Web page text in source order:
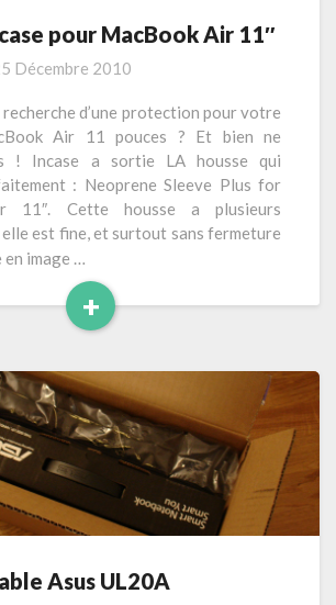
pour MacBook Air 11″
Décembre 2010
recherche d’une protection pour votre
Air 11 pouces ? Et bien ne
! Incase a sortie LA housse qui
: Neoprene Sleeve Plus for
11″. Cette housse a plusieurs
est fine, et surtout sans fermeture
en image …
+
L
r
e
l
s
u
t
Asus UL20A